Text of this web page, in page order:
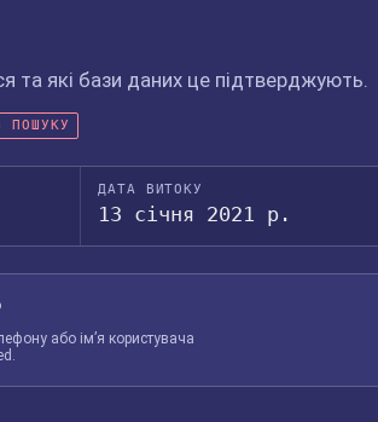
та які бази даних це підтверджують.
ПОШУКУ
ДАТА ВИТОКУ
13 січня 2021 р.
або ім’я користувача